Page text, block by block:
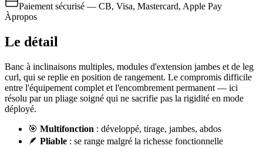
Paiement sécurisé — CB, Visa, Mastercard, Apple Pay
Àpropos
Le détail
Banc à inclinaisons multiples, modules d'extension jambes et de leg
curl, qui se replie en position de rangement. Le compromis difficile
entre l'équipement complet et l'encombrement permanent — ici
résolu par un pliage soigné qui ne sacrifie pas la rigidité en mode
déployé.
🎯 Multifonction : développé, tirage, jambes, abdos
🪶 Pliable : se range malgré la richesse fonctionnelle